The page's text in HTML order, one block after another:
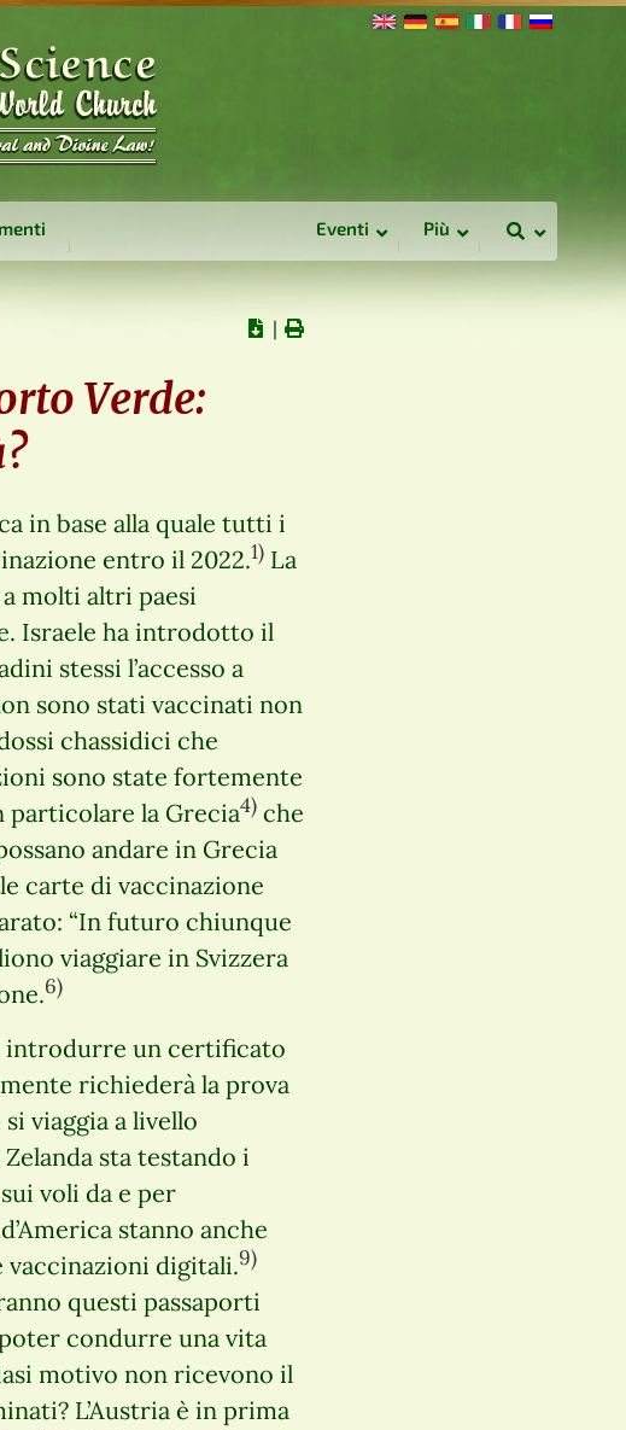
Eventi Più
∣
Verde:
in base alla quale tutti i
entro il 2022.1) La
a molti altri paesi
Israele ha introdotto il
stessi l’accesso a
sono stati vaccinati non
chassidici che
sono state fortemente
la Grecia4) che
andare in Grecia
carte di vaccinazione
“In futuro chiunque
viaggiare in Svizzera
6)
introdurre un certificato
richiederà la prova
viaggia a livello
Zelanda sta testando i
voli da e per
stanno anche
vaccinazioni digitali.9)
questi passaporti
condurre una vita
motivo non ricevono il
L’Austria è in prima